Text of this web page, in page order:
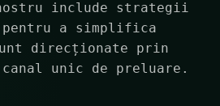
include strategii
a simplifica
direcționate prin
unic de preluare.